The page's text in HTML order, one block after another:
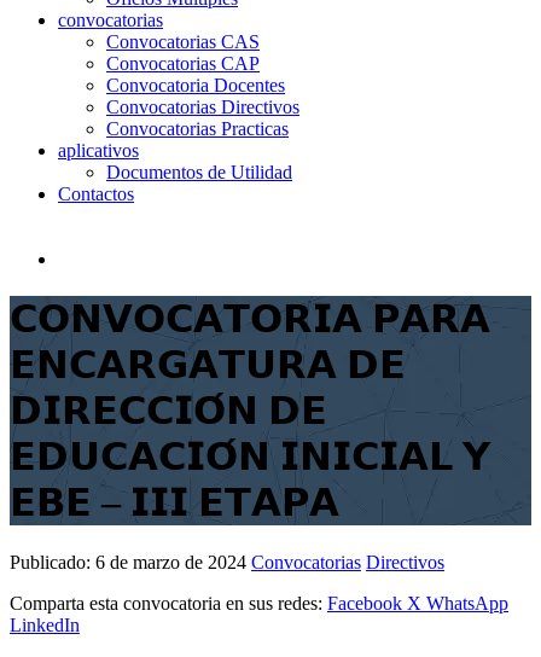
convocatorias
Convocatorias CAS
Convocatorias CAP
Convocatoria Docentes
Convocatorias Directivos
Convocatorias Practicas
aplicativos
Documentos de Utilidad
Contactos
𝗖𝗢𝗡𝗩𝗢𝗖𝗔𝗧𝗢𝗥𝗜𝗔 𝗣𝗔𝗥𝗔
𝗘𝗡𝗖𝗔𝗥𝗚𝗔𝗧𝗨𝗥𝗔 𝗗𝗘
𝗗𝗜𝗥𝗘𝗖𝗖𝗜𝗢́𝗡 𝗗𝗘
𝗘𝗗𝗨𝗖𝗔𝗖𝗜𝗢́𝗡 𝗜𝗡𝗜𝗖𝗜𝗔𝗟 𝗬
𝗘𝗕𝗘 – 𝗜𝗜𝗜 𝗘𝗧𝗔𝗣𝗔
Publicado: 6 de marzo de 2024 Convocatorias Directivos
Comparta esta convocatoria en sus redes: Facebook X WhatsApp
LinkedIn